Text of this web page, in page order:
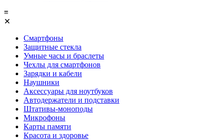
≡
✕
Смартфоны
Защитные стекла
Умные часы и браслеты
Чехлы для смартфонов
Зарядки и кабели
Наушники
Аксессуары для ноутбуков
Автодержатели и подставки
Штативы-моноподы
Микрофоны
Карты памяти
Красота и здоровье